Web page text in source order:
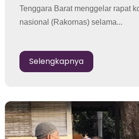
Tenggara Barat menggelar rapat
nasional (Rakornas) selama...
Selengkapnya